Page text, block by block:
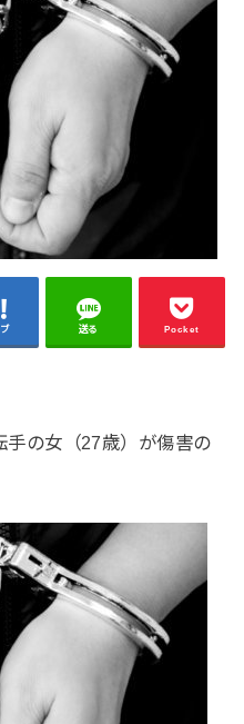
送る Pocket
手の女（27歳）が傷害の